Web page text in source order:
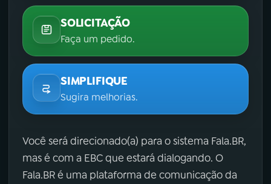
SOLICITAÇÃO
Faça um pedido.
SIMPLIFIQUE
Sugira melhorias.
Você será direcionado(a) para o sistema Fala.BR,
mas é com a EBC que estará dialogando. O
Fala.BR é uma plataforma de comunicação da